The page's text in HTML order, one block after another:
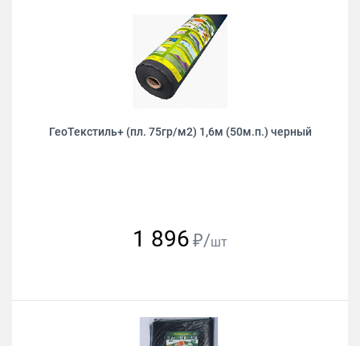
ГеоТекстиль+ (пл. 75гр/м2) 1,6м (50м.п.) черный
1 896 ₽/шт